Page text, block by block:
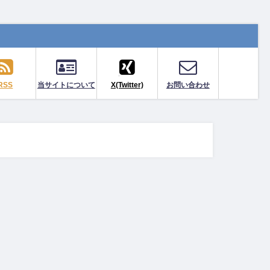
当サイトについて X(Twitter) お問い合わせ